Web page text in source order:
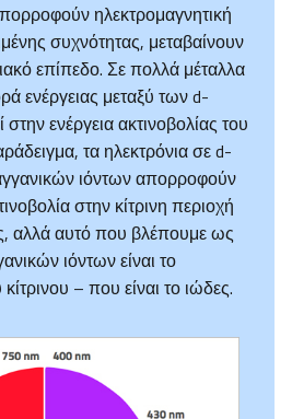
ηλεκτρομαγνητική
συχνότητας, μεταβαίνουν
επίπεδο. Σε πολλά μέταλλα
ενέργειας μεταξύ των d-
στην ενέργεια ακτινοβολίας του
τα ηλεκτρόνια σε d-
ιόντων απορροφούν
στην κίτρινη περιοχή
αλλά αυτό που βλέπουμε ως
ιόντων είναι το
– που είναι το ιώδες.